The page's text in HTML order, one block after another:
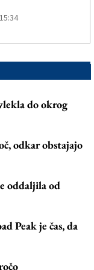
do okrog
odkar obstajajo
oddaljila od
Peak je čas, da